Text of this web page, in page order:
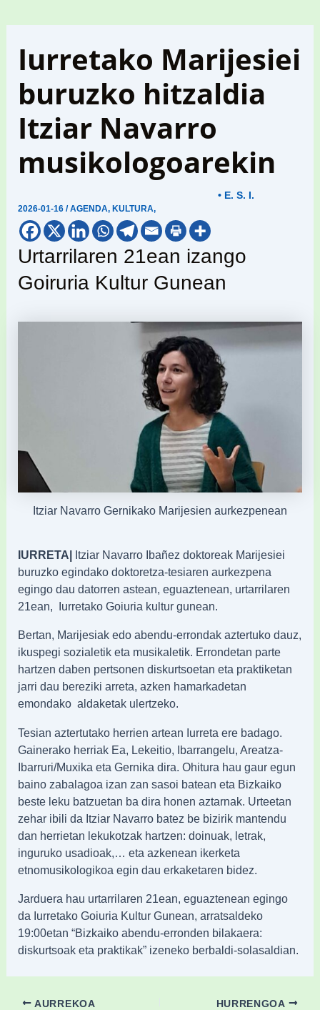
Iurretako Marijesiei
buruzko hitzaldia
Itziar Navarro
musikologoarekin
2026-01-16/AGENDA, KULTURA,
• E. S. I.
Urtarrilaren 21ean izango
Goiruria Kultur Gunean
Itziar Navarro Gernikako Marijesien aurkezpenean
IURRETA| Itziar Navarro Ibañez doktoreak Marijesiei
buruzko egindako doktoretza-tesiaren aurkezpena
egingo dau datorren astean, eguaztenean, urtarrilaren
21ean, Iurretako Goiuria kultur gunean.
Bertan, Marijesiak edo abendu-errondak aztertuko dauz,
ikuspegi sozialetik eta musikaletik. Errondetan parte
hartzen daben pertsonen diskurtsoetan eta praktiketan
jarri dau bereziki arreta, azken hamarkadetan
emondako aldaketak ulertzeko.
Tesian aztertutako herrien artean Iurreta ere badago.
Gainerako herriak Ea, Lekeitio, Ibarrangelu, Areatza-
Ibarruri/Muxika eta Gernika dira. Ohitura hau gaur egun
baino zabalagoa izan zan sasoi batean eta Bizkaiko
beste leku batzuetan ba dira honen aztarnak. Urteetan
zehar ibili da Itziar Navarro batez be bizirik mantendu
dan herrietan lekukotzak hartzen: doinuak, letrak,
inguruko usadioak,… eta azkenean ikerketa
etnomusikologikoa egin dau erkaketaren bidez.
Jarduera hau urtarrilaren 21ean, eguaztenean egingo
da Iurretako Goiuria Kultur Gunean, arratsaldeko
19:00etan “Bizkaiko abendu-erronden bilakaera:
diskurtsoak eta praktikak” izeneko berbaldi-solasaldian.
AURREKOA HURRENGOA